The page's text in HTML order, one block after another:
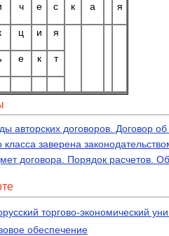
ч е с к а я
ц и я
е к т
авторских договоров. Договор
класса заверена
договора. Порядок расчетов.
торгово-экономический
обеспечение